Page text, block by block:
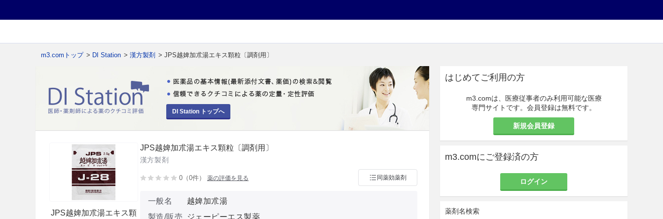
m3.comトップ > DI Station > 漢方製剤 > JPS越婢加朮湯エキス顆粒〔調剤用〕
DI Station トップへ
JPS越婢加朮湯エキス顆
JPS越婢加朮湯エキス顆粒〔調剤用〕
漢方製剤
0（0件） 薬の評価を見る 同薬効薬剤
一般名
越婢加朮湯
製造/販売
ジェーピーエス製薬
はじめてご利用の方
m3.comは、医療従事者のみ利用可能な医療
専門サイトです。会員登録は無料です。
新規会員登録
m3.comにご登録済の方
ログイン
薬剤名検索